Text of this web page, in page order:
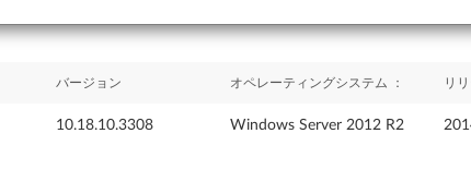
バージョン オペレーティングシステム ： リ
10.18.10.3308 Windows Server 2012 R2